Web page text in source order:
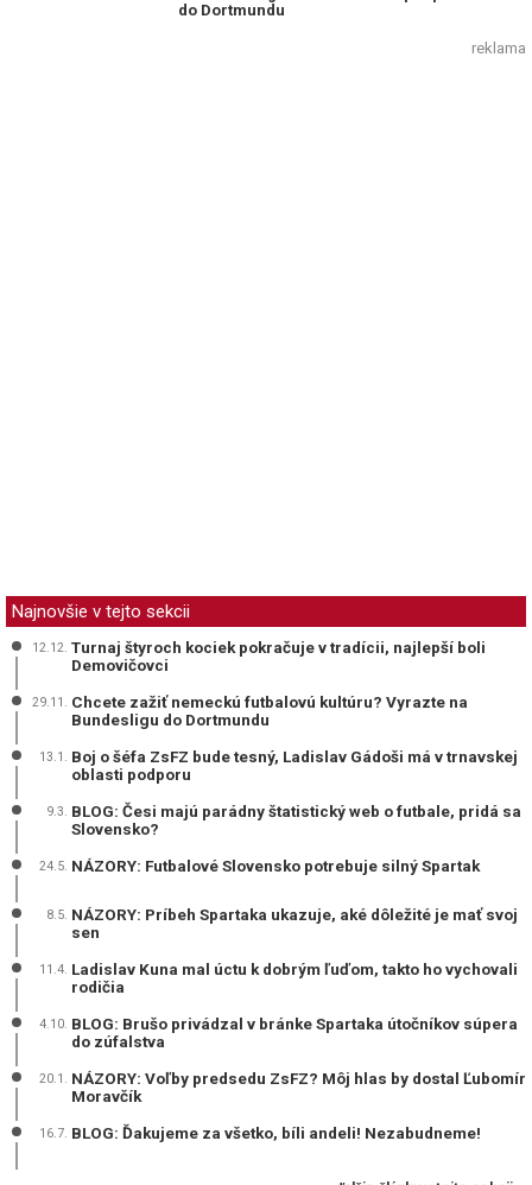
do Dortmundu
reklama
Najnovšie v tejto sekcii
12.12. Turnaj štyroch kociek pokračuje v tradícii, najlepší boli
Demovičovci
29.11. Chcete zažiť nemeckú futbalovú kultúru? Vyrazte na
Bundesligu do Dortmundu
13.1. Boj o šéfa ZsFZ bude tesný, Ladislav Gádoši má v trnavskej
oblasti podporu
9.3. BLOG: Česi majú parádny štatistický web o futbale, pridá sa
Slovensko?
24.5. NÁZORY: Futbalové Slovensko potrebuje silný Spartak
8.5. NÁZORY: Príbeh Spartaka ukazuje, aké dôležité je mať svoj
sen
11.4. Ladislav Kuna mal úctu k dobrým ľuďom, takto ho vychovali
rodičia
4.10. BLOG: Brušo privádzal v bránke Spartaka útočníkov súpera
do zúfalstva
20.1. NÁZORY: Voľby predsedu ZsFZ? Môj hlas by dostal Ľubomír
Moravčík
16.7. BLOG: Ďakujeme za všetko, bíli andeli! Nezabudneme!